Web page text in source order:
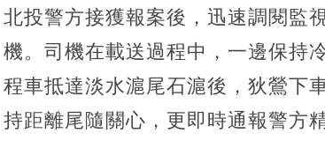
北投警方接獲報案後，迅速調閱監
機。司機在載送過程中，一邊保持
程車抵達淡水滬尾石滬後，狄鶯下
持距離尾隨關心，更即時通報警方